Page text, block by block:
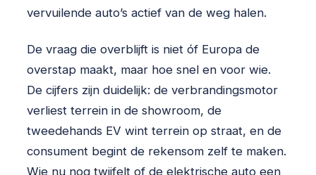
vervuilende auto’s actief van de weg halen.
De vraag die overblijft is niet óf Europa de
overstap maakt, maar hoe snel en voor wie.
De cijfers zijn duidelijk: de verbrandingsmotor
verliest terrein in de showroom, de
tweedehands EV wint terrein op straat, en de
consument begint de rekensom zelf te maken.
Wie nu nog twijfelt of de elektrische auto een